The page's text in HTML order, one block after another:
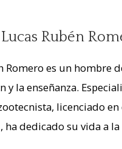
Rubén
Romero es un
y la enseñanza.
licenciado
ha dedicado su vida a